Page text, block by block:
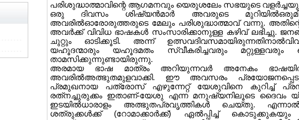
പരിശുദ്ധാത്മാവിന്റെ ആഗമനവും യെരുശലേം സഭയുടെ
ഒരു ദിവസം ശിഷ്യന്‍മാര്‍ അവരുടെ മുറിയില്‍ഒരുമിച്ച്
അവരില്‍ഓരോരുത്തരുടെ മേലും പരിശുദ്ധാത്മാവ് വന്നു.
അവര്‍ക്ക് വിവിധ ഭാഷകള്‍ സംസാരിക്കാനുള്ള കഴിവ് ലഭിച്ചു.
ചുറ്റും ഓടിക്കൂടി. അന്ന്
യഹൂദന്മാരും യഹൂദമതം സ്വീകരിച്ചവരും മറ്റുള്ളവരും
താമസിക്കുന്നുണ്ടായിരുന്നു.
അരമായ ഭാഷ മാത്രം അറിയുന്നവര്‍ അനേകം
അവരില്‍അത്ഭുതമുളവാക്കി. ഈ അവസരം
പ്രമുഖനായ പത്രോസ് എഴുന്നേറ്റ് യേശുവിനെ കുറിച്ച്
രത്‌നച്ചുരുക്കം ഇതാണ്-യേശു എന്ന മനുഷ്യനിലൂടെ ദൈവം
ഇടയില്‍ധാരാളം അത്ഭുതപ്രവൃത്തികള്‍ ചെയ്തു.
ശത്രുക്കള്‍ക്ക് (റോമാക്കാര്‍ക്ക്) ഏല്‍പ്പിച്ച്